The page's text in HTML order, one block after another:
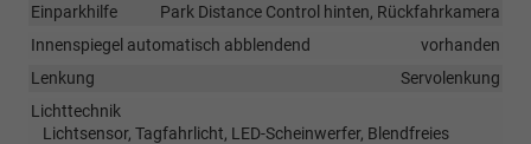
Einparkhilfe
Park Distance Control hinten, Rückfahrkamera
Innenspiegel automatisch abblendend
vorhanden
Lenkung
Servolenkung
Lichttechnik
Lichtsensor, Tagfahrlicht, LED-Scheinwerfer, Blendfreies